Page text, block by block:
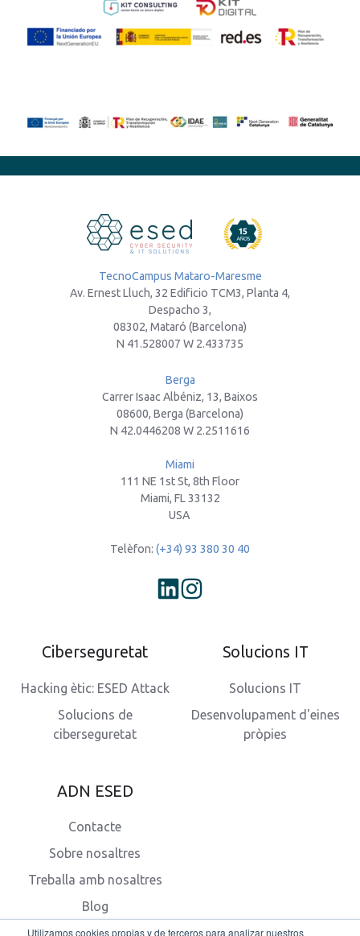
Utilizamos cookies propias y de terceros para analizar nuestros
TecnoCampus Mataro-Maresme
Av. Ernest Lluch, 32 Edificio TCM3, Planta 4,
Despacho 3,
08302, Mataró (Barcelona)
N 41.528007 W 2.433735
Berga
Carrer Isaac Albéniz, 13, Baixos
08600, Berga (Barcelona)
N 42.0446208 W 2.2511616
Miami
111 NE 1st St, 8th Floor
Miami, FL 33132
USA
Telèfon: (+34) 93 380 30 40
Ciberseguretat
Hacking ètic: ESED Attack
Solucions de
ciberseguretat
Solucions IT
Solucions IT
Desenvolupament d'eines
pròpies
ADN ESED
Contacte
Sobre nosaltres
Treballa amb nosaltres
Blog